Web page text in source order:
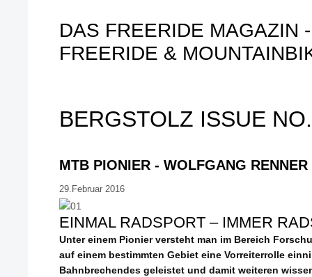
DAS FREERIDE MAGAZIN
FREERIDE &
BERGSTOLZ ISSUE
MTB PIONIER - WOLFGANG RENNER
29.Februar 2016
EINMAL RADSPORT – IMMER
Unter einem Pionier versteht man im Bereich
auf einem bestimmten Gebiet eine Vorreiterrolle
Bahnbrechendes geleistet und damit weiteren